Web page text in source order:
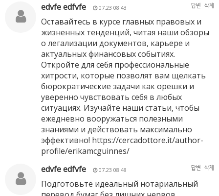
edvfe edfvfe
07.23 08:43 답변 삭제
Оставайтесь в курсе главных правовых и
жизненных тенденций, читая наши обзоры
о легализации документов, карьере и
актуальных финансовых событиях.
Откройте для себя профессиональные
хитрости, которые позволят вам щелкать
бюрократические задачи как орешки и
уверенно чувствовать себя в любых
ситуациях. Изучайте наши статьи, чтобы
ежедневно вооружаться полезными
знаниями и действовать максимально
эффективно! https://cercadottore.it/author-
profile/erikamcguinnes/
edvfe edfvfe
07.23 08:48 답변 삭제
Подготовьте идеальный нотариальный